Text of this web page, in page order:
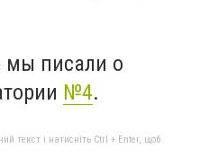
мы писали о
№4.
текст і натисніть Ctrl + Enter, щоб